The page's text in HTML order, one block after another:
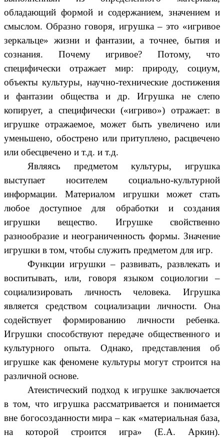
обладающий формой и содержанием, значением и
смыслом. Образно говоря, игрушка – это «игривое
зеркальце» жизни и фантазии, а точнее, бытия и
сознания. Почему игривое? Потому, что
специфически отражает мир: природу, социум,
объекты культуры, научно-технические достижения
и фантазии общества и др. Игрушка не слепо
копирует, а специфически («игриво») отражает: в
игрушке отражаемое, может быть увеличено или
уменьшено, обострено или притуплено, расцвечено
или обесцвечено и т.д. и т.д.
Являясь предметом культуры, игрушка
выступает носителем социально-культурной
информации. Материалом игрушки может стать
любое доступное для обработки и создания
игрушки вещество. Игрушке свойственно
разнообразие и неограниченность формы. Значение
игрушки в том, чтобы служить предметом для игр.
Функции игрушки – развивать, развлекать и
воспитывать, или, говоря языком социологии –
социализировать личность человека. Игрушка
является средством социализации личности. Она
содействует формированию личности ребенка.
Игрушки способствуют передаче общественного и
культурного опыта. Однако, представления об
игрушке как феномене культуры могут строится на
различной основе.
Атеистический подход к игрушке заключается
в том, что игрушка рассматривается и понимается
вне богосозданности мира – как «материальная база,
на которой строится игра» (Е.А. Аркин).